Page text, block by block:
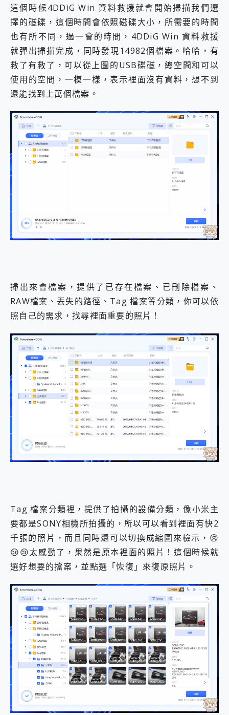
這個時候4DDiG Win 資料救援就會開始掃描我們選
擇的磁碟，這個時間會依照磁碟大小，所需要的時間
也有所不同，過一會的時間，4DDiG Win 資料救援
就彈出掃描完成，同時發現14982個檔案。哈哈，有
救了有救了，可以從上圖的USB碟磁，總空間和可以
使用的空間，一模一樣，表示裡面沒有資料，想不到
還能找到上萬個檔案。
掃出來會檔案，提供了已存在檔案、已刪除檔案、
RAW檔案、丟失的路徑、Tag 檔案等分類，你可以依
照自己的需求，找尋裡面重要的照片！
Tag 檔案分類裡，提供了拍攝的設備分類，像小米主
要都是SONY相機所拍攝的，所以可以看到裡面有快2
千張的照片，而且同時還可以切換成縮圖來檢示，😢
😢😢太感動了，果然是原本裡面的照片！這個時候就
選好想要的擋案，並點選「恢復」來復原照片。